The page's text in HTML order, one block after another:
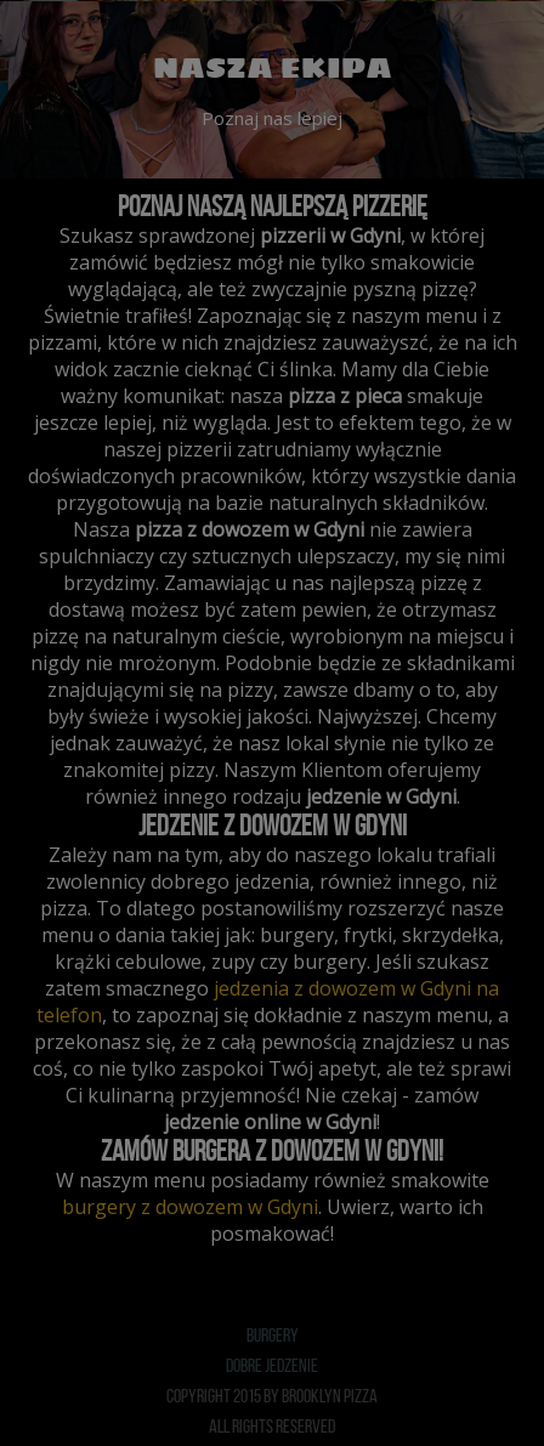
NASZA EKIPA
Poznaj nas lepiej
Poznaj naszą najlepszą pizzerię
Szukasz sprawdzonej pizzerii w Gdyni, w której
zamówić będziesz mógł nie tylko smakowicie
wyglądającą, ale też zwyczajnie pyszną pizzę?
Świetnie trafiłeś! Zapoznając się z naszym menu i z
pizzami, które w nich znajdziesz zauważyszć, że na ich
widok zacznie cieknąć Ci ślinka. Mamy dla Ciebie
ważny komunikat: nasza pizza z piecasmakuje
jeszcze lepiej, niż wygląda. Jest to efektem tego, że w
naszej pizzerii zatrudniamy wyłącznie
doświadczonych pracowników, którzy wszystkie dania
przygotowują na bazie naturalnych składników.
Nasza pizza z dowozem w Gdyninie zawiera
spulchniaczy czy sztucznych ulepszaczy, my się nimi
brzydzimy. Zamawiając u nas najlepszą pizzę z
dostawą możesz być zatem pewien, że otrzymasz
pizzę na naturalnym cieście, wyrobionym na miejscu i
nigdy nie mrożonym. Podobnie będzie ze składnikami
znajdującymi się na pizzy, zawsze dbamy o to, aby
były świeże i wysokiej jakości. Najwyższej. Chcemy
jednak zauważyć, że nasz lokal słynie nie tylko ze
znakomitej pizzy. Naszym Klientom oferujemy
również innego rodzaju jedzenie w Gdyni.
Jedzenie z dowozem w Gdyni
Zależy nam na tym, aby do naszego lokalu trafiali
zwolennicy dobrego jedzenia, również innego, niż
pizza. To dlatego postanowiliśmy rozszerzyć nasze
menu o dania takiej jak: burgery, frytki, skrzydełka,
krążki cebulowe, zupy czy burgery. Jeśli szukasz
zatem smacznego jedzenia z dowozem w Gdyni na
telefon, to zapoznaj się dokładnie z naszym menu, a
przekonasz się, że z całą pewnością znajdziesz u nas
coś, co nie tylko zaspokoi Twój apetyt, ale też sprawi
Ci kulinarną przyjemność! Nie czekaj - zamów
jedzenie online w Gdyni!
Zamów burgera z dowozem w Gdyni!
W naszym menu posiadamy również smakowite
burgery z dowozem w Gdyni. Uwierz, warto ich
posmakować!
BURGERY
DOBRE JEDZENIE
COPYRIGHT 2015 BY BROOKLYN PIZZA
ALL RIGHTS RESERVED